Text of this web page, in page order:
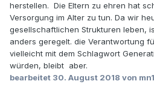
herstellen. Die Eltern zu ehren hat
Versorgung im Alter zu tun. Da wir
gesellschaftlichen Strukturen leben,
anders geregelt. die Verantwortung
vielleicht mit dem Schlagwort
würden, bleibt aber.
bearbeitet 30. August 2018 von